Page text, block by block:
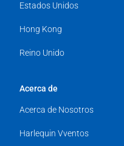
Estados Unidos
Hong Kong
Reino Unido
Acerca de
Acerca de Nosotros
Harlequin Vventos